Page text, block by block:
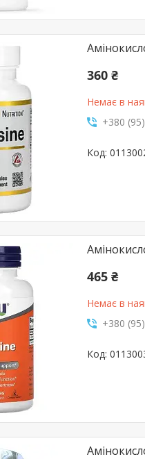
360 ₴
Немає в
+380
465 ₴
Немає в
+380